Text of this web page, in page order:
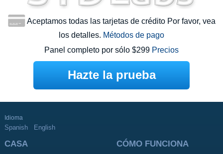
Aceptamos todas las tarjetas de crédito Por favor, vea
los detalles. Métodos de pago
Panel completo por sólo $299 Precios
Hazte la prueba
Idioma
Spanish English
CASA CÓMO FUNCIONA